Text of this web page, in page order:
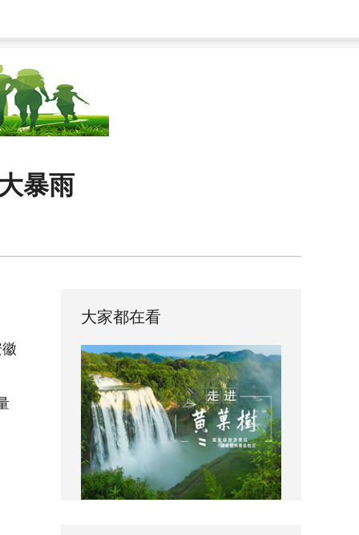
暴雨
大家都在看